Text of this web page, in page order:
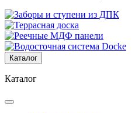
Каталог
Каталог